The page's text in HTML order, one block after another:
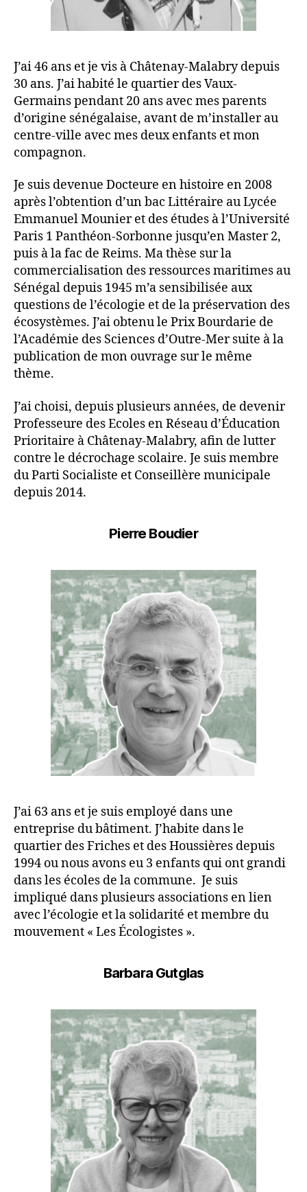
J’ai 46 ans et je vis à Châtenay-Malabry depuis
30 ans. J’ai habité le quartier des Vaux-
Germains pendant 20 ans avec mes parents
d’origine sénégalaise, avant de m’installer au
centre-ville avec mes deux enfants et mon
compagnon.
Je suis devenue Docteure en histoire en 2008
après l’obtention d’un bac Littéraire au Lycée
Emmanuel Mounier et des études à l’Université
Paris 1 Panthéon-Sorbonne jusqu’en Master 2,
puis à la fac de Reims. Ma thèse sur la
commercialisation des ressources maritimes au
Sénégal depuis 1945 m’a sensibilisée aux
questions de l’écologie et de la préservation des
écosystèmes. J’ai obtenu le Prix Bourdarie de
l’Académie des Sciences d’Outre-Mer suite à la
publication de mon ouvrage sur le même
thème.
J’ai choisi, depuis plusieurs années, de devenir
Professeure des Ecoles en Réseau d’Éducation
Prioritaire à Châtenay-Malabry, afin de lutter
contre le décrochage scolaire. Je suis membre
du Parti Socialiste et Conseillère municipale
depuis 2014.
Pierre Boudier
J’ai 63 ans et je suis employé dans une
entreprise du bâtiment. J’habite dans le
quartier des Friches et des Houssières depuis
1994 ou nous avons eu 3 enfants qui ont grandi
dans les écoles de la commune. Je suis
impliqué dans plusieurs associations en lien
avec l’écologie et la solidarité et membre du
mouvement « Les Écologistes ».
Barbara Gutglas